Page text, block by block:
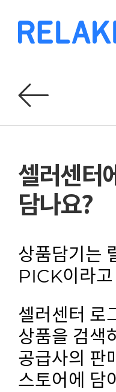
셀러센터
담나요?
상품담기는
PICK이라
셀러센터 로
상품을 검색
공급사의 판
스토어에 담